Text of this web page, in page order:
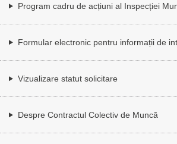
Program cadru de acțiuni al Inspecției
Formular electronic pentru informații de
Vizualizare statut solicitare
Despre Contractul Colectiv de Muncă